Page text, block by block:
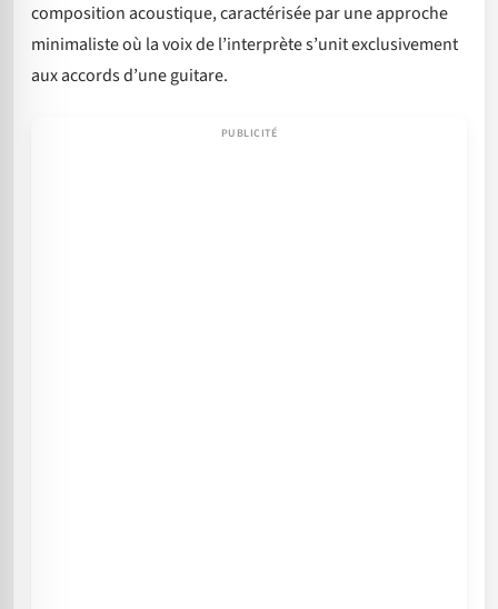
composition acoustique, caractérisée par une approche
minimaliste où la voix de l’interprète s’unit exclusivement
aux accords d’une guitare.